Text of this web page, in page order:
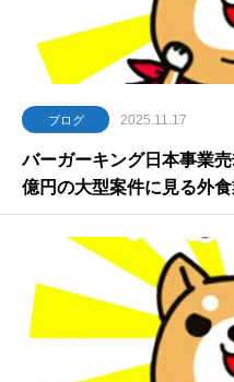
ブログ 2025.11.17
バーガーキング日本事業
億円の大型案件に見る外